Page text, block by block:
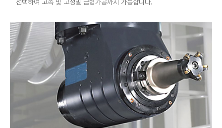
선택하여 고속 및 고정밀 금형가공까지 가능합니다.